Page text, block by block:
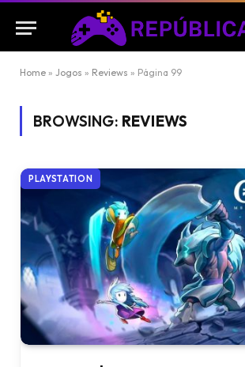
Home » Jogos » Reviews » Página 99
BROWSING: REVIEWS
PLAYSTATION